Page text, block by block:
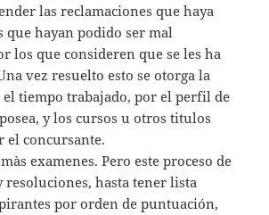
las reclamaciones que haya
que hayan podido ser mal
los que consideren que se les ha
vez resuelto esto se otorga la
tiempo trabajado, por el perfil de
y los cursos u otros titulos
el concursante.
examenes. Pero este proceso de
resoluciones, hasta tener lista
por orden de puntuación,